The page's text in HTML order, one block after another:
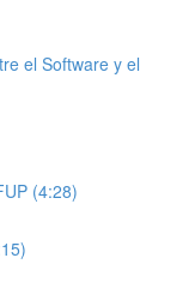
el Software y el
(4:28)